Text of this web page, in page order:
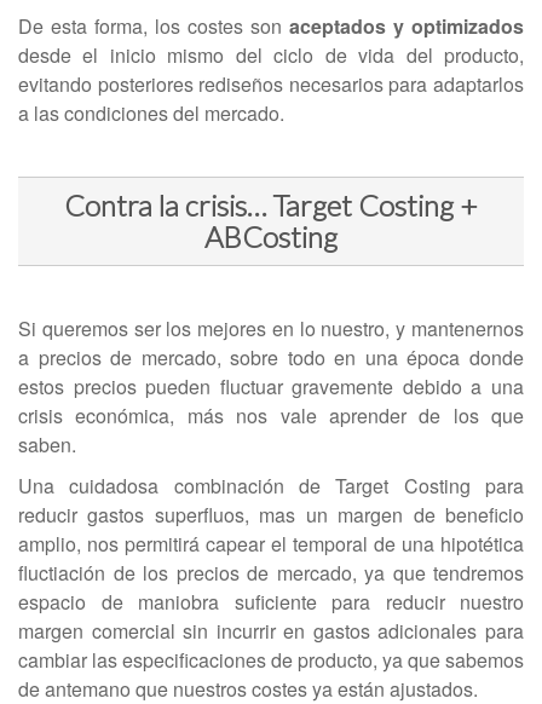
De esta forma, los costes son aceptados y optimizados
desde el inicio mismo del ciclo de vida del producto,
evitando posteriores rediseños necesarios para adaptarlos
a las condiciones del mercado.
Contra la crisis… Target Costing +
ABCosting
Si queremos ser los mejores en lo nuestro, y mantenernos
a precios de mercado, sobre todo en una época donde
estos precios pueden fluctuar gravemente debido a una
crisis económica, más nos vale aprender de los que
saben.
Una cuidadosa combinación de Target Costing para
reducir gastos superfluos, mas un margen de beneficio
amplio, nos permitirá capear el temporal de una hipotética
fluctiación de los precios de mercado, ya que tendremos
espacio de maniobra suficiente para reducir nuestro
margen comercial sin incurrir en gastos adicionales para
cambiar las especificaciones de producto, ya que sabemos
de antemano que nuestros costes ya están ajustados.